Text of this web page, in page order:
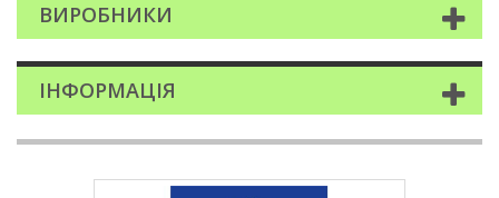
ВИРОБНИКИ
ІНФОРМАЦІЯ